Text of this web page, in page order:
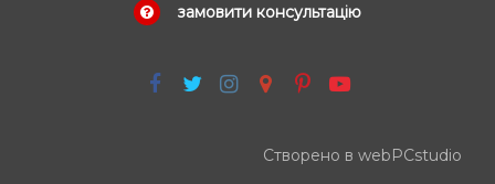
замовити консультацію
Створено в webPCstudio